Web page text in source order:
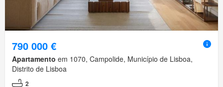
790 000 €
Apartamento em 1070, Campolide, Município de Lisboa,
Distrito de Lisboa
2